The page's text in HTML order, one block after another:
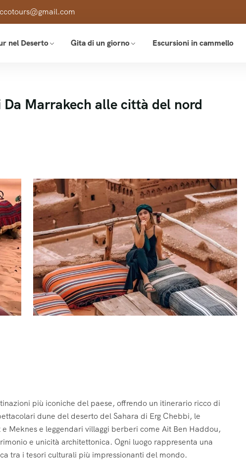
nel Deserto Gita di un giorno Escursioni in cammello
Marrakech alle città del nord
più iconiche del paese, offrendo un itinerario ricco di
dune del deserto del Sahara di Erg Chebbi, le
Meknes e leggendari villaggi berberi come Ait Ben Haddou,
e unicità architettonica. Ogni luogo rappresenta una
tra i tesori culturali più impressionanti del mondo.